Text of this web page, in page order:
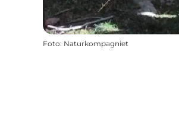
Foto: Naturkompagniet